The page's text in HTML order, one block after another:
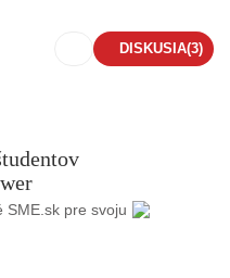
DISKUSIA(3)
SME.sk pre svoju